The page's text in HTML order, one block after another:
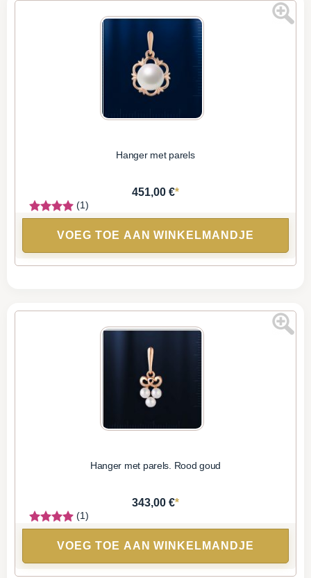
Hanger met parels
451,00 €*
(1)
VOEG TOE AAN WINKELMANDJE
Hanger met parels. Rood goud
343,00 €*
(1)
VOEG TOE AAN WINKELMANDJE